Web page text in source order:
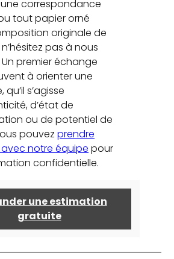
correspondance
tout papier orné
originale de
pas à nous
Un premier échange
à orienter une
qu’il s’agisse
d’état de
ou de potentiel de
pouvezprendre
notre équipe pour
confidentielle.
une estimation
gratuite